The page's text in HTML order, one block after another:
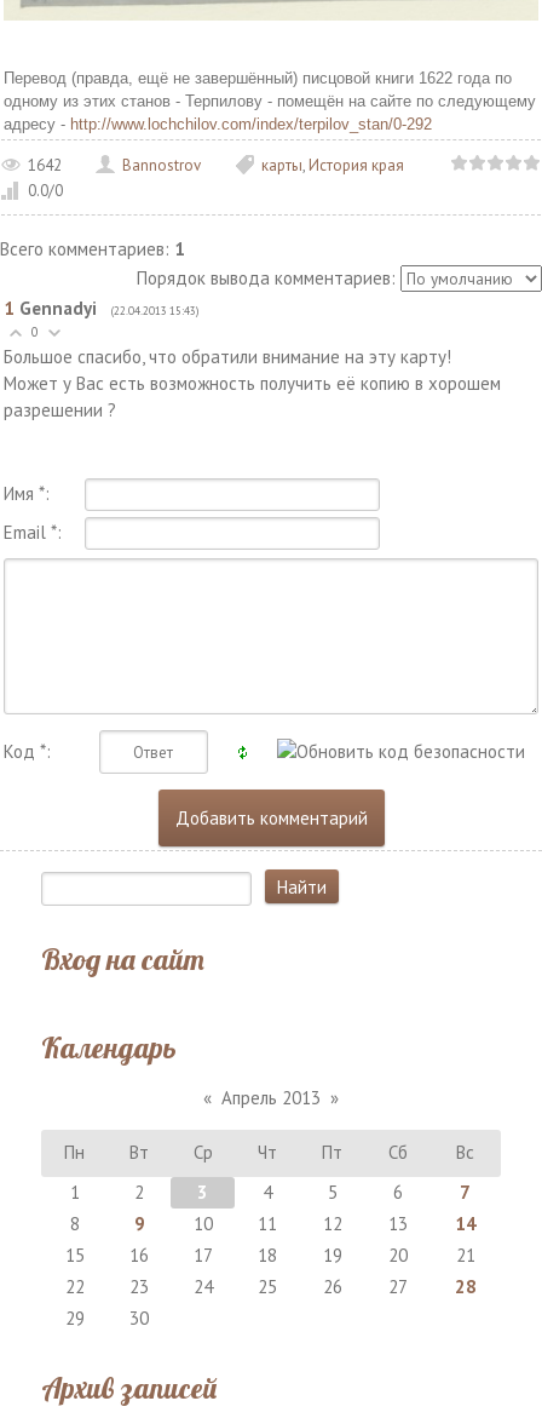
Перевод (правда, ещё не завершённый) писцовой книги 1622 года по
одному из этих станов - Терпилову - помещён на сайте по следующему
адресу - http://www.lochchilov.com/index/terpilov_stan/0-292
1642 Bannostrov карты, История края
0.0/0
Всего комментариев: 1
Порядок вывода комментариев:
1 Gennadyi (22.04.2013 15:43)
0
Большое спасибо, что обратили внимание на эту карту!
Может у Вас есть возможность получить её копию в хорошем
разрешении ?
Имя *:
Email *:
Код *:
Вход на сайт
Календарь
« Апрель 2013 »
Пн Вт Ср Чт Пт Сб
Вс
1
2 3 4 5 6
7
8
9 10 11 12 13
14
15
16 17 18 19 20
21
22
23 24 25 26 27
28
29
30
Архив записей